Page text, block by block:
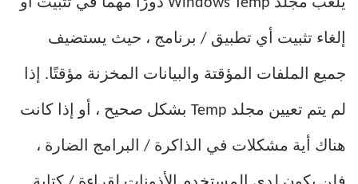
يلعب مجلد Windows Temp دورًا مهمًا في تثبيت أو
إلغاء تثبيت أي تطبيق / برنامج ، حيث يستضيف
جميع الملفات المؤقتة والبيانات المخزنة مؤقتًا. إذا
لم يتم تعيين مجلد Temp بشكل صحيح ، أو إذا كانت
هناك أية مشكلات في الذاكرة / البرامج الضارة ،